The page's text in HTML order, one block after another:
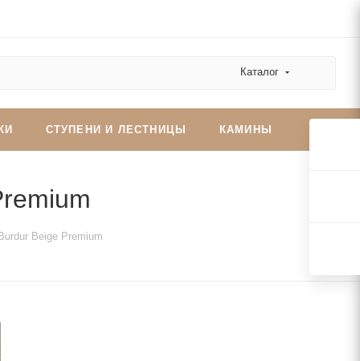
Каталог
СТУПЕНИ И ЛЕСТНИЦЫ КАМИНЫ
Beige Premium